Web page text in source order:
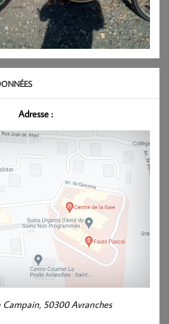
Adresse :
Campain, 50300 Avranches